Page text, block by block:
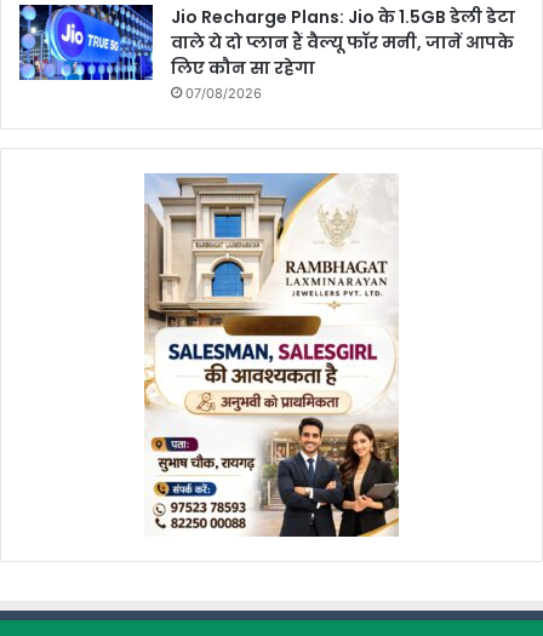
Jio Recharge Plans: Jio के 1.5GB डेली डेटा
वाले ये दो प्लान हैं वैल्यू फॉर मनी, जानें आपके
लिए कौन सा रहेगा
07/08/2026